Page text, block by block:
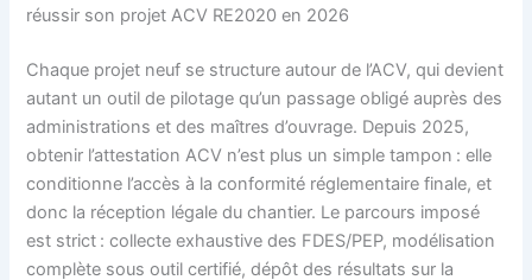
réussir son projet ACV RE2020 en 2026
Chaque projet neuf se structure autour de l’ACV, qui devient
autant un outil de pilotage qu’un passage obligé auprès des
administrations et des maîtres d’ouvrage. Depuis 2025,
obtenir l’attestation ACV n’est plus un simple tampon : elle
conditionne l’accès à la conformité réglementaire finale, et
donc la réception légale du chantier. Le parcours imposé
est strict : collecte exhaustive des FDES/PEP, modélisation
complète sous outil certifié, dépôt des résultats sur la